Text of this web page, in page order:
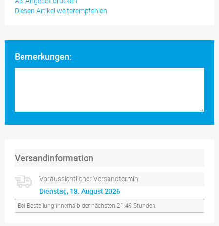
Diesen Artikel weiterempfehlen
Bemerkungen:
Versandinformation
Voraussichtlicher Versandtermin:
Dienstag, 18. August 2026
Bei Bestellung innerhalb der nächsten 21:49 Stunden.